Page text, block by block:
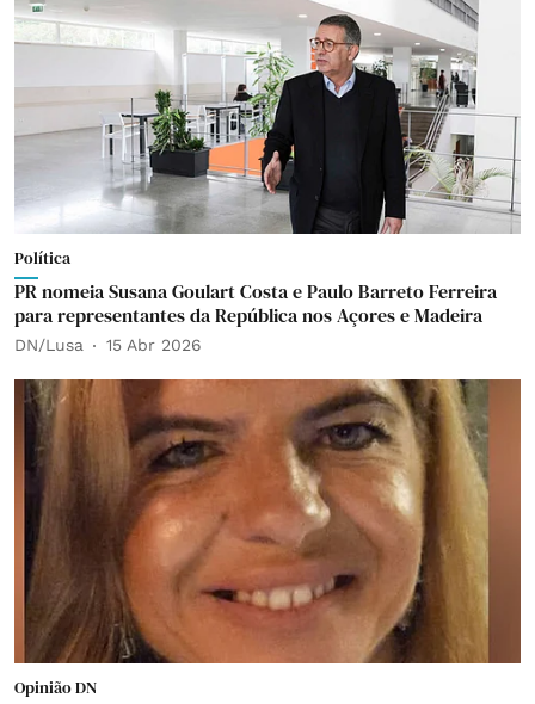
Política
PR nomeia Susana Goulart Costa e Paulo Barreto Ferreira
para representantes da República nos Açores e Madeira
DN/Lusa 15 Abr 2026
Opinião DN